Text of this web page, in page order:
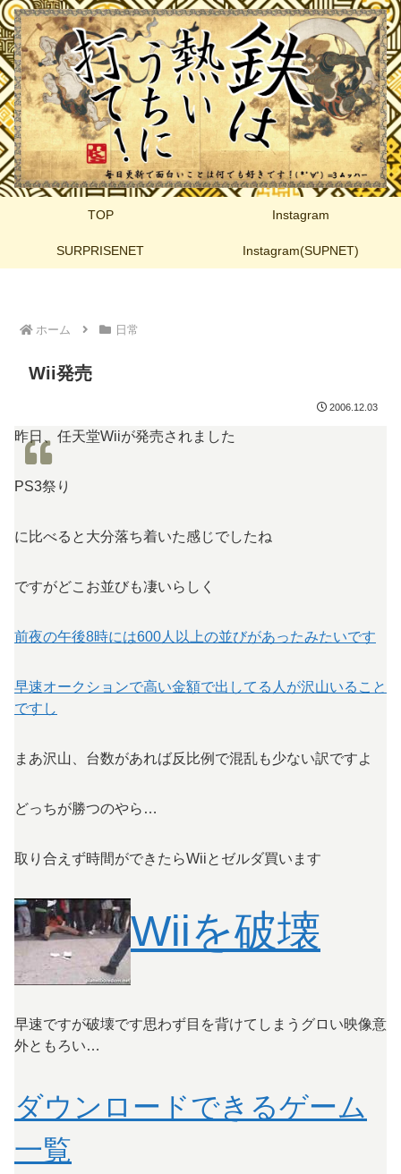
TOP Instagram
SURPRISENET Instagram(SUPNET)
ホーム 日常
Wii発売
2006.12.03
昨日、任天堂Wiiが発売されました
PS3祭り
に比べると大分落ち着いた感じでしたね
ですがどこお並びも凄いらしく
前夜の午後8時には600人以上の並びがあったみたいです
早速オークションで高い金額で出してる人が沢山いること
ですし
まあ沢山、台数があれば反比例で混乱も少ない訳ですよ
どっちが勝つのやら…
取り合えず時間ができたらWiiとゼルダ買います
Wiiを破壊
早速ですが破壊です思わず目を背けてしまうグロい映像意
外ともろい…
ダウンロードできるゲーム
一覧